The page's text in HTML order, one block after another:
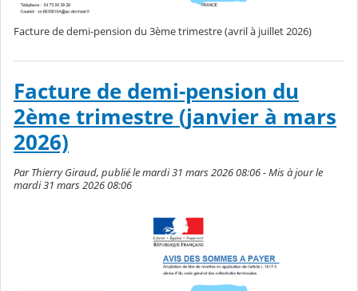
Facture de demi-pension du 3ème trimestre (avril à juillet 2026)
Facture de demi-pension du
2ème trimestre (janvier à mars
2026)
Par Thierry Giraud, publié le mardi 31 mars 2026 08:06 - Mis à jour le
mardi 31 mars 2026 08:06